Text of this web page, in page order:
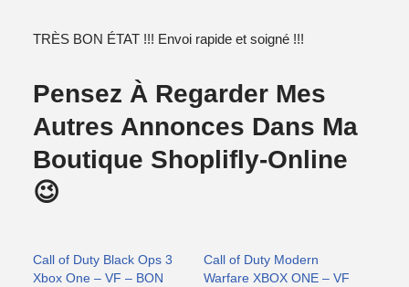
TRÈS BON ÉTAT !!! Envoi rapide et soigné !!!
Pensez À Regarder Mes
Autres Annonces Dans Ma
Boutique Shoplifly-Online
😉
Call of Duty Black Ops 3
Xbox One – VF – BON
Call of Duty Modern
Warfare XBOX ONE – VF